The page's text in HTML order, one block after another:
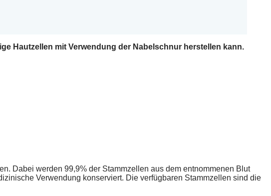
Hautzellen mit Verwendung der Nabelschnur herstellen kann.
Dabei werden 99,9% der Stammzellen aus dem entnommenen Blut
Verwendung konserviert. Die verfügbaren Stammzellen sind die